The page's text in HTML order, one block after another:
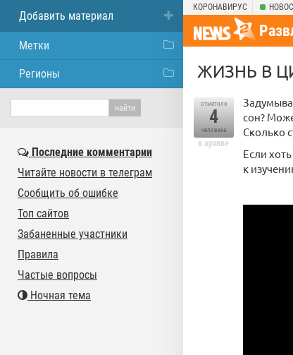
КОРОНАВИРУС
ЖИЗНЬ В
отметили
4
человека
в архиве
сон?
Сколько
Если
к
Добавить материал
Метки
Регионы
Последние комментарии
Читайте новости в телеграм
Сообщить об ошибке
Топ сайтов
Забаненные участники
Правила
Частые вопросы
Ночная тема